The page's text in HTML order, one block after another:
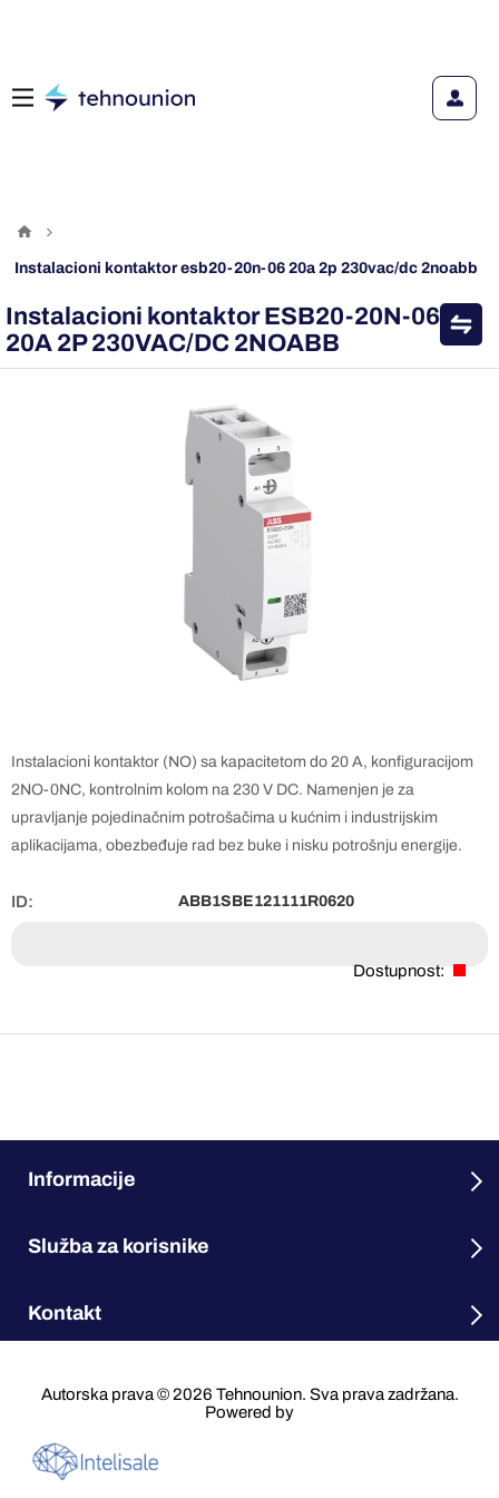
instalacioni kontaktor esb20-20n-06 20a 2p 230vac/dc 2noabb
Instalacioni kontaktor ESB20-20N-06
20A 2P 230VAC/DC 2NOABB
Instalacioni kontaktor (NO) sa kapacitetom do 20 A, konfiguracijom
2NO-0NC, kontrolnim kolom na 230 V DC. Namenjen je za
upravljanje pojedinačnim potrošačima u kućnim i industrijskim
aplikacijama, obezbeđuje rad bez buke i nisku potrošnju energije.
ID: ABB1SBE121111R0620
Dostupnost:
Informacije
Služba za korisnike
Kontakt
Autorska prava © 2026 Tehnounion. Sva prava zadržana.
Powered by